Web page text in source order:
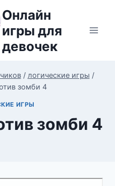
Онлайн
игры для
девочек
/ логические игры /
зомби 4
ИГРЫ
зомби 4